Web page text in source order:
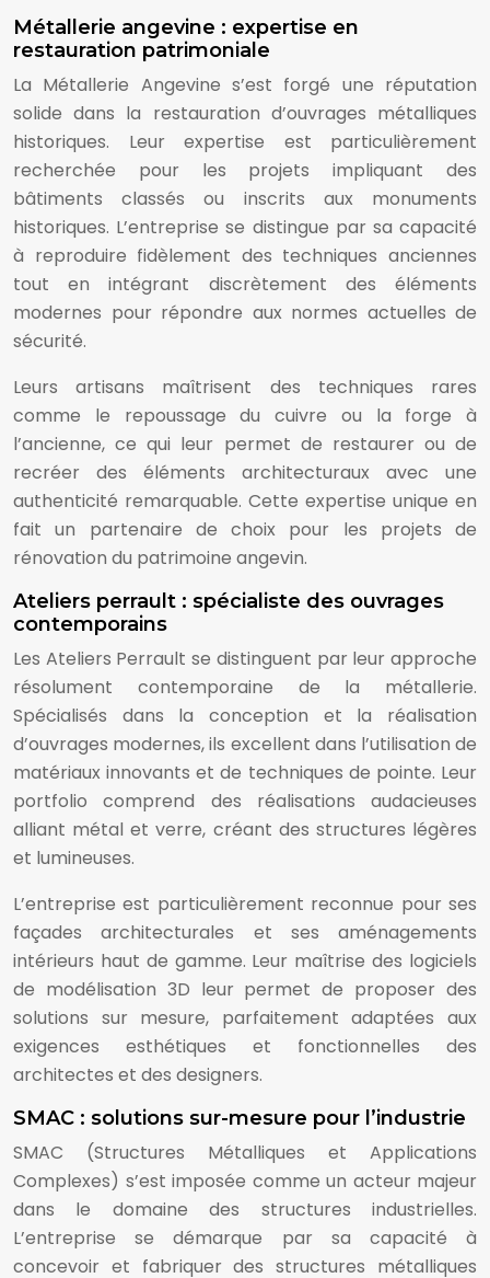
Métallerie angevine : expertise en
restauration patrimoniale
La Métallerie Angevine s’est forgé une réputation
solide dans la restauration d’ouvrages métalliques
historiques. Leur expertise est particulièrement
recherchée pour les projets impliquant des
bâtiments classés ou inscrits aux monuments
historiques. L’entreprise se distingue par sa capacité
à reproduire fidèlement des techniques anciennes
tout en intégrant discrètement des éléments
modernes pour répondre aux normes actuelles de
sécurité.
Leurs artisans maîtrisent des techniques rares
comme le repoussage du cuivre ou la forge à
l’ancienne, ce qui leur permet de restaurer ou de
recréer des éléments architecturaux avec une
authenticité remarquable. Cette expertise unique en
fait un partenaire de choix pour les projets de
rénovation du patrimoine angevin.
Ateliers perrault : spécialiste des ouvrages
contemporains
Les Ateliers Perrault se distinguent par leur approche
résolument contemporaine de la métallerie.
Spécialisés dans la conception et la réalisation
d’ouvrages modernes, ils excellent dans l’utilisation de
matériaux innovants et de techniques de pointe. Leur
portfolio comprend des réalisations audacieuses
alliant métal et verre, créant des structures légères
et lumineuses.
L’entreprise est particulièrement reconnue pour ses
façades architecturales et ses aménagements
intérieurs haut de gamme. Leur maîtrise des logiciels
de modélisation 3D leur permet de proposer des
solutions sur mesure, parfaitement adaptées aux
exigences esthétiques et fonctionnelles des
architectes et des designers.
SMAC : solutions sur-mesure pour l’industrie
SMAC (Structures Métalliques et Applications
Complexes) s’est imposée comme un acteur majeur
dans le domaine des structures industrielles.
L’entreprise se démarque par sa capacité à
concevoir et fabriquer des structures métalliques